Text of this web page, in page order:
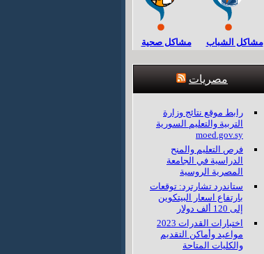
مشاكل صحية مشاكل الشباب
مصريات
رابط موقع نتائج وزارة
التربية والتعليم السورية
moed.gov.sy
فرص التعليم والمنح
الدراسية في الجامعة
المصرية الروسية
ستاندرد تشارترد: توقعات
بارتفاع اسعار البيتكوين
إلى 120 ألف دولار
اختبارات القدرات 2023
مواعيد وأماكن التقديم
والكليات المتاحة